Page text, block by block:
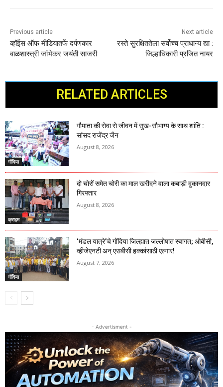
Previous article
व्हॉईस ऑफ मीडियातर्फे दर्पणकार
बाळशास्त्री जांभेकर जयंती साजरी
Next article
रस्ते सुरक्षिततेला सर्वोच्च प्राधान्य द्या :
जिल्हाधिकारी प्रजित नायर
RELATED ARTICLES
गोंदिया
गौमाता की सेवा से जीवन में सुख-सौभाग्य के साथ शांति :
सांसद राजेंद्र जैन
August 8, 2026
क्राइम
दो चोरों समेत चोरी का माल खरीदने वाला कबाड़ी दुकानदार
गिरफ्तार
August 8, 2026
गोंदिया
‘मंडल यात्रे’चे गोंदिया जिल्ह्यात जल्लोषात स्वागत; ओबीसी,
व्हीजेएनटी अन् एसबीसी हक्कांसाठी एल्गार!
August 7, 2026
- Advertisment -